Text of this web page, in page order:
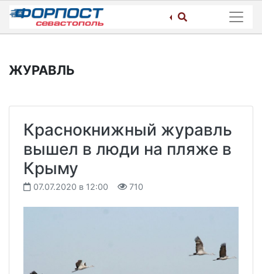
Skip
content
ЖУРАВЛЬ
Краснокнижный журавль
вышел в люди на пляже в
Крыму
07.07.2020 в 12:00 710